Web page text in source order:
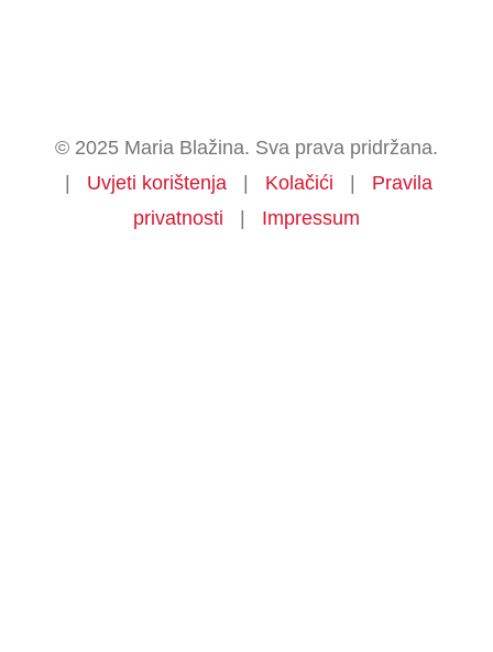
© 2025 Maria Blažina. Sva prava pridržana.
| Uvjeti korištenja | Kolačići | Pravila
privatnosti | Impressum